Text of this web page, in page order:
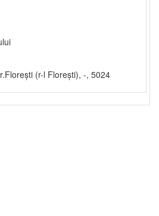
(r-l Floreşti), -, 5024